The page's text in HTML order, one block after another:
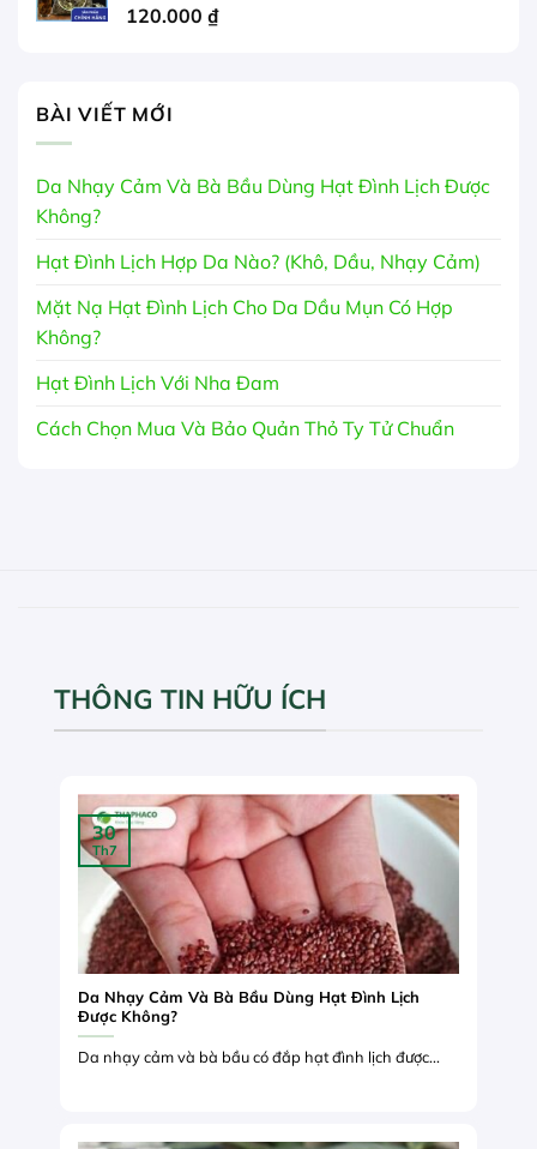
120.000 ₫
BÀI VIẾT MỚI
Da Nhạy Cảm Và Bà Bầu Dùng Hạt Đình Lịch Được
Không?
Hạt Đình Lịch Hợp Da Nào? (Khô, Dầu, Nhạy Cảm)
Mặt Nạ Hạt Đình Lịch Cho Da Dầu Mụn Có Hợp
Không?
Hạt Đình Lịch Với Nha Đam
Cách Chọn Mua Và Bảo Quản Thỏ Ty Tử Chuẩn
THÔNG TIN HỮU ÍCH
Da Nhạy Cảm Và Bà Bầu Dùng Hạt Đình Lịch
Được Không?
Da nhạy cảm và bà bầu có đắp hạt đình lịch được...
30
Th7